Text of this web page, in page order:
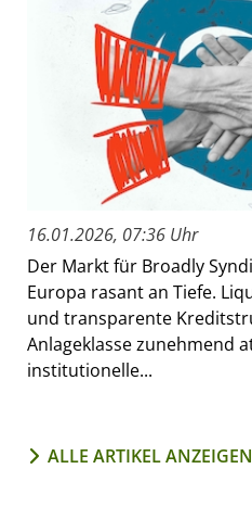
16.01.2026, 07:36 Uhr
Der Markt für Broadly
Europa rasant an Tiefe.
und transparente
Anlageklasse zunehmend
institutionelle...
ALLE ARTIKEL ANZEIGEN